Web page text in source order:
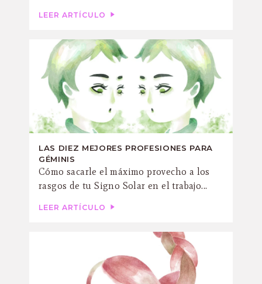
LEER ARTÍCULO
LAS DIEZ MEJORES PROFESIONES PARA
GÉMINIS
Cómo sacarle el máximo provecho a los
rasgos de tu Signo Solar en el trabajo...
LEER ARTÍCULO